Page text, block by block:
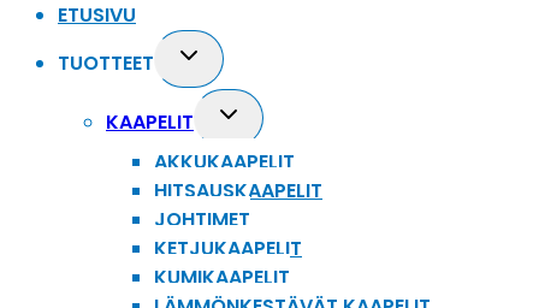
ETUSIVU
TUOTTEET
Toggle
child
menu
KAAPELIT
Toggle
child
menu
AKKUKAAPELIT
HITSAUSKAAPELIT
JOHTIMET
KETJUKAAPELIT
KUMIKAAPELIT